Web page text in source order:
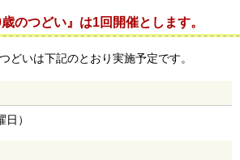
のつどい』は1回開催とします。
どいは下記のとおり実施予定です。
）